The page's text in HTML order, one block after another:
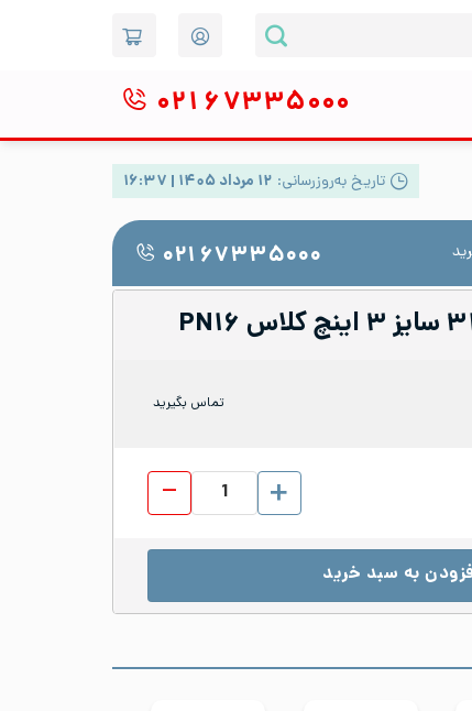
۰۲۱ ۶۷۳۳۵۰۰۰
تاریخ به‌روزرسانی: ۱۲ مرداد ۱۴۰۵ | ۱۶:۳۷
۰۲۱ ۶۷۳۳۵۰۰۰
تماس بگیرید
فلنج تخت استیل 316 سایز 3 اینچ کلاس PN16 عدد
به سبد خرید